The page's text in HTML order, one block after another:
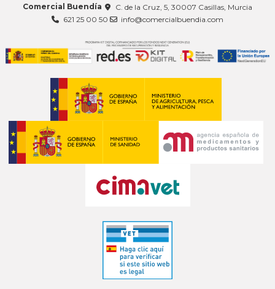
Comercial Buendía
C. de la Cruz, 5, 30007 Casillas, Murcia
621 25 00 50
info@comercialbuendia.com